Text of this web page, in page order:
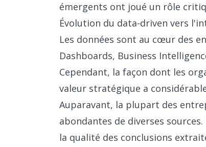
émergents ont joué un rôle
Évolution du data-driven vers
Les données sont au cœur des
Dashboards, Business
Cependant, la façon dont les
valeur stratégique a
Auparavant, la plupart des
abondantes de diverses
la qualité des conclusions